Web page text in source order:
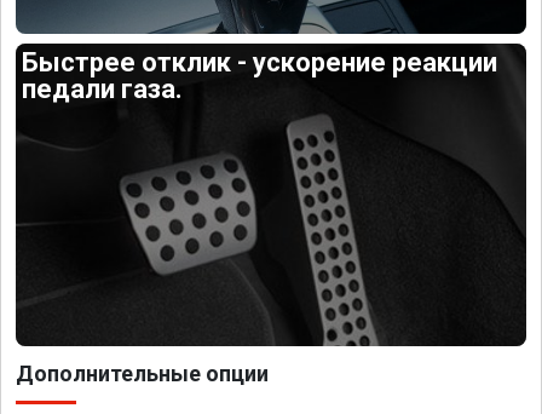
Быстрее отклик - ускорение реакции
педали газа.
Дополнительные опции